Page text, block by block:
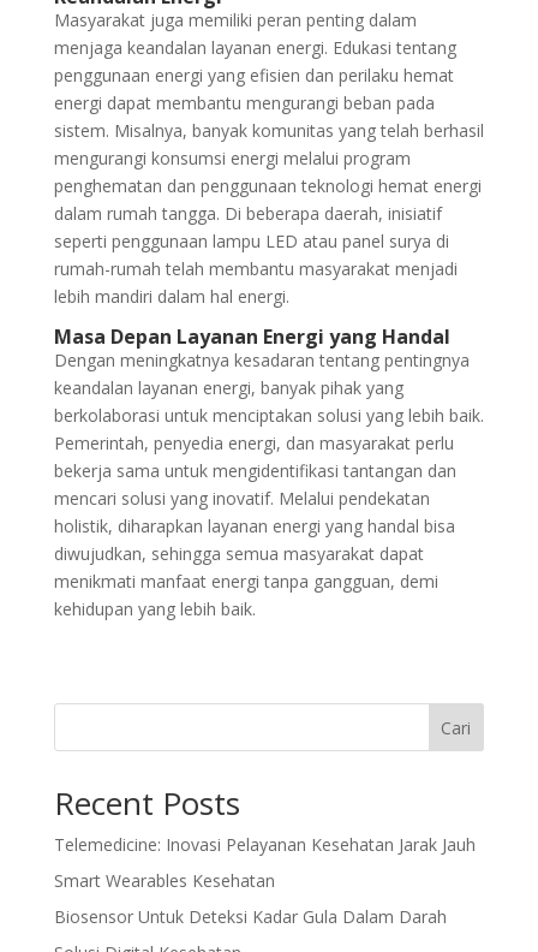
Masyarakat juga memiliki peran penting dalam
menjaga keandalan layanan energi. Edukasi tentang
penggunaan energi yang efisien dan perilaku hemat
energi dapat membantu mengurangi beban pada
sistem. Misalnya, banyak komunitas yang telah berhasil
mengurangi konsumsi energi melalui program
penghematan dan penggunaan teknologi hemat energi
dalam rumah tangga. Di beberapa daerah, inisiatif
seperti penggunaan lampu LED atau panel surya di
rumah-rumah telah membantu masyarakat menjadi
lebih mandiri dalam hal energi.
Masa Depan Layanan Energi yang Handal
Dengan meningkatnya kesadaran tentang pentingnya
keandalan layanan energi, banyak pihak yang
berkolaborasi untuk menciptakan solusi yang lebih baik.
Pemerintah, penyedia energi, dan masyarakat perlu
bekerja sama untuk mengidentifikasi tantangan dan
mencari solusi yang inovatif. Melalui pendekatan
holistik, diharapkan layanan energi yang handal bisa
diwujudkan, sehingga semua masyarakat dapat
menikmati manfaat energi tanpa gangguan, demi
kehidupan yang lebih baik.
Cari
Recent Posts
Telemedicine: Inovasi Pelayanan Kesehatan Jarak Jauh
Smart Wearables Kesehatan
Biosensor Untuk Deteksi Kadar Gula Dalam Darah